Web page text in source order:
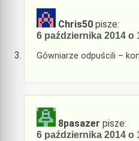
Chris50 pisze:
6 października 2014 o
Gówniarze odpuścili –
8pasazer pisze:
6 października 2014 o